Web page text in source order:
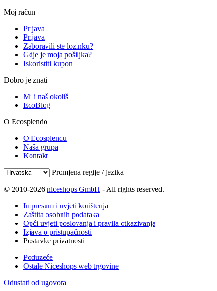
Moj račun
Prijava
Prijava
Zaboravili ste lozinku?
Gdje je moja pošiljka?
Iskoristiti kupon
Dobro je znati
Mi i naš okoliš
EcoBlog
O Ecosplendo
O Ecosplendu
Naša grupa
Kontakt
Promjena regije / jezika
© 2010-2026 niceshops GmbH - All rights reserved.
Impresum i uvjeti korištenja
Zaštita osobnih podataka
Opći uvjeti poslovanja i pravila otkazivanja
Izjava o pristupačnosti
Postavke privatnosti
Poduzeće
Ostale Niceshops web trgovine
Odustati od ugovora